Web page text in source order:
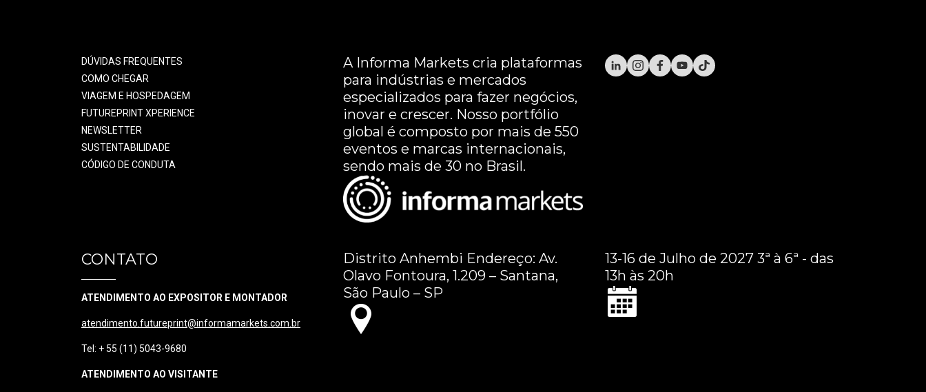
DÚVIDAS FREQUENTES
COMO CHEGAR
VIAGEM E HOSPEDAGEM
FUTUREPRINT XPERIENCE
NEWSLETTER
SUSTENTABILIDADE
CÓDIGO DE CONDUTA
A Informa Markets cria plataformas
para indústrias e mercados
especializados para fazer negócios,
inovar e crescer. Nosso portfólio
global é composto por mais de 550
eventos e marcas internacionais,
sendo mais de 30 no Brasil.
CONTATO
ATENDIMENTO AO EXPOSITOR E MONTADOR
atendimento.futureprint@informamarkets.com.br
Tel: + 55 (11) 5043-9680
ATENDIMENTO AO VISITANTE
Distrito Anhembi Endereço: Av.
Olavo Fontoura, 1.209 – Santana,
São Paulo – SP
13-16 de Julho de 2027 3ª à 6ª - das
13h às 20h